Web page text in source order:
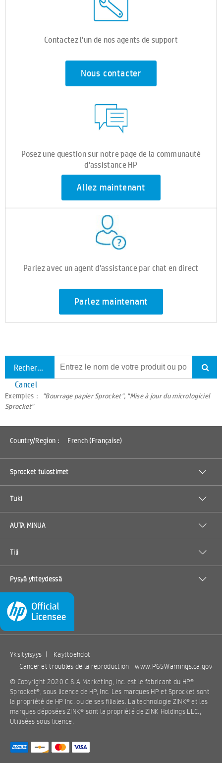
Contactez l'un de nos agents de support
Nous contacter
Posez une question sur notre page de la communauté
d'assistance HP
Allez maintenant
Parlez avec un agent d'assistance par chat en direct
Parlez maintenant
Rechercher tout le support
Cancel
Exemples： "Bourrage papier Sprocket", "Mise à jour du micrologiciel
Sprocket"
Country/Region : French (Française)
Sprocket tulostimet
Tuki
AUTA MINUA
Tili
Pysyä yhteydessä
Yksityisyys |
Käyttöehdot
Cancer et troubles de la reproduction -www.P65Warnings.ca.gov
© Copyright 2020 C & A Marketing, Inc. est le fabricant du HP®
Sprocket®, sous licence de HP, Inc. Les marques HP et Sprocket sont
la propriété de HP Inc. ou de ses filiales. La technologie ZINK® et les
marques déposées ZINK® sont la propriété de ZINK Holdings LLC.,
Utilisées sous licence.